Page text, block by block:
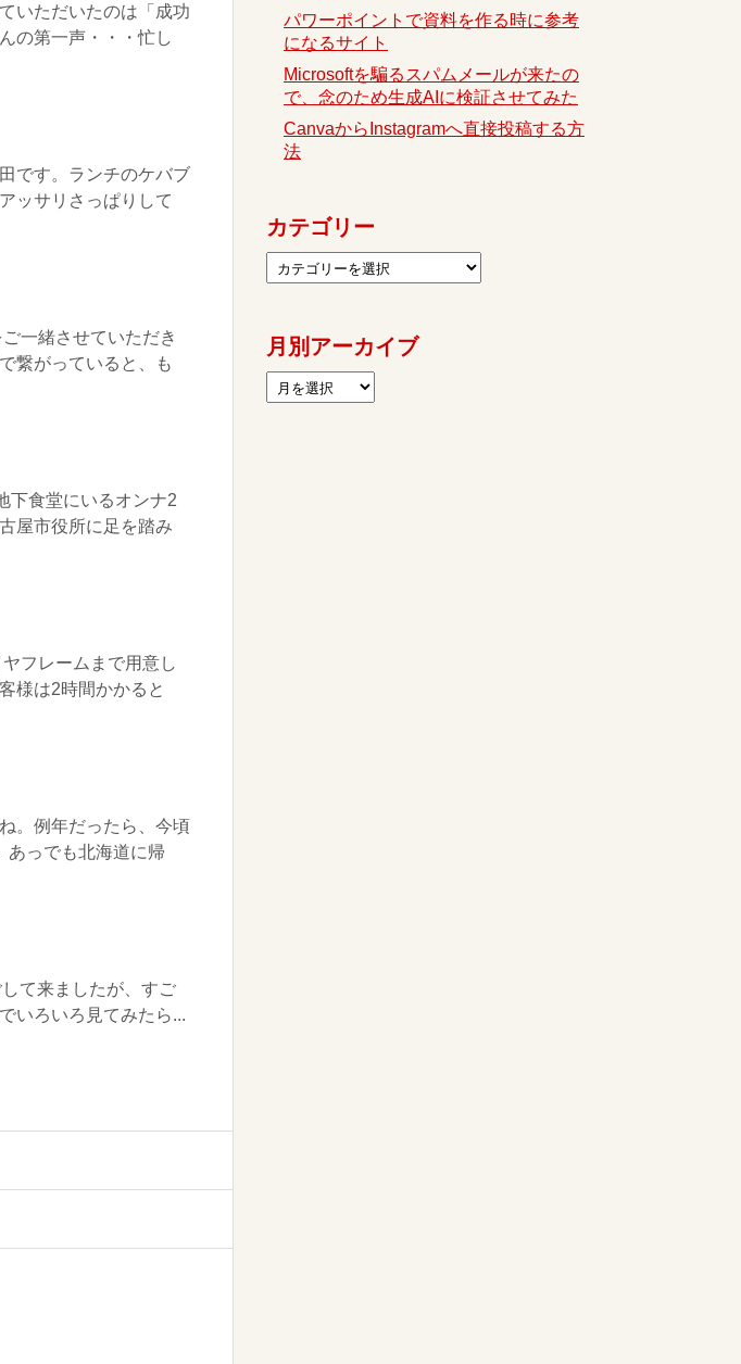
いただいたのは「成功
の第一声・・・忙し
です。ランチのケバブ
ッサリさっぱりして
一緒させていただき
繋がっていると、も
下食堂にいるオンナ2
屋市役所に足を踏み
フレームまで用意し
様は2時間かかると
。例年だったら、今頃
あっでも北海道に帰
て来ましたが、すご
いろいろ見てみたら...
パワーポイントで資料を作る時に参考
になるサイト
Microsoftを騙るスパムメールが来たの
で、念のため生成AIに検証させてみた
CanvaからInstagramへ直接投稿する方
法
カテゴリー
月別アーカイブ